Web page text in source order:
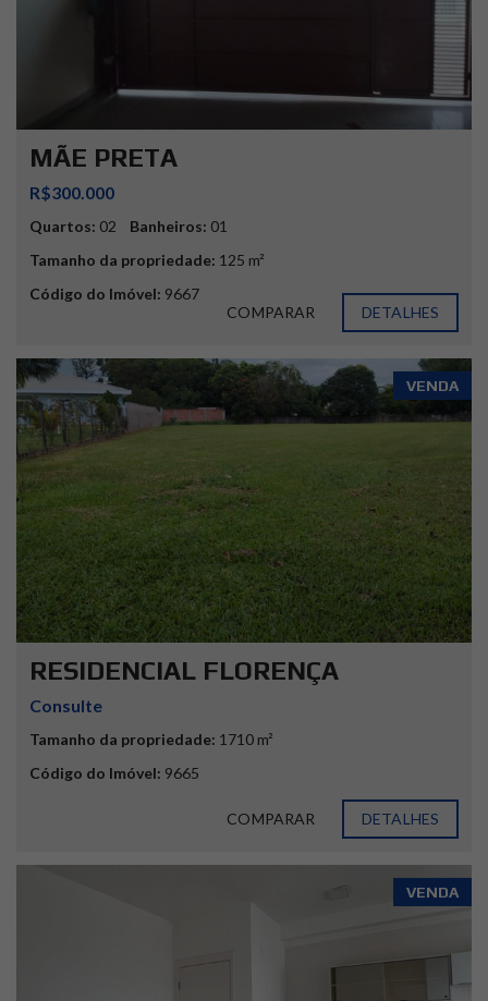
MÃE PRETA
R$300.000
Quartos: 02 Banheiros: 01
Tamanho da propriedade: 125 m²
Código do Imóvel: 9667
COMPARAR
DETALHES
VENDA
RESIDENCIAL FLORENÇA
Consulte
Tamanho da propriedade: 1710 m²
Código do Imóvel: 9665
COMPARAR DETALHES
VENDA